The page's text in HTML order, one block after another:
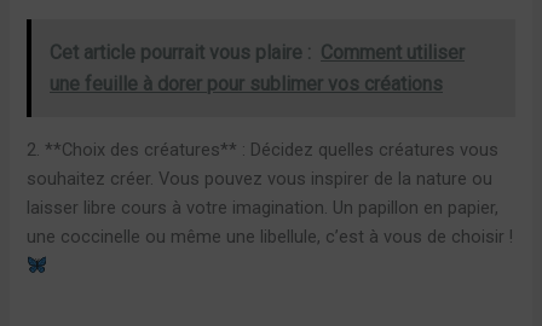
Cet article pourrait vous plaire : Comment utiliser
une feuille à dorer pour sublimer vos créations
2. **Choix des créatures** : Décidez quelles créatures vous
souhaitez créer. Vous pouvez vous inspirer de la nature ou
laisser libre cours à votre imagination. Un papillon en papier,
une coccinelle ou même une libellule, c’est à vous de choisir !